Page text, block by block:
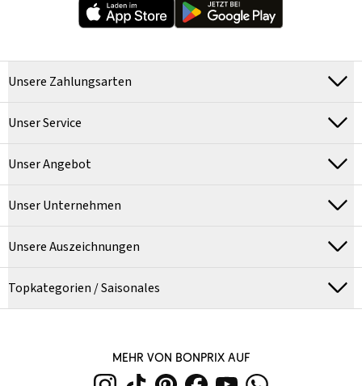
Unsere Zahlungsarten
Unser Service
Unser Angebot
Unser Unternehmen
Unsere Auszeichnungen
Topkategorien / Saisonales
MEHR VON BONPRIX AUF